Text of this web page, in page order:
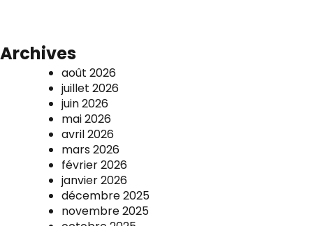
Archives
août 2026
juillet 2026
juin 2026
mai 2026
avril 2026
mars 2026
février 2026
janvier 2026
décembre 2025
novembre 2025